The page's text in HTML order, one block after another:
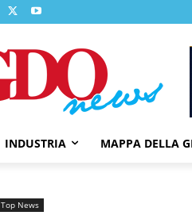
INDUSTRIA MAPPA DELLA
Top News